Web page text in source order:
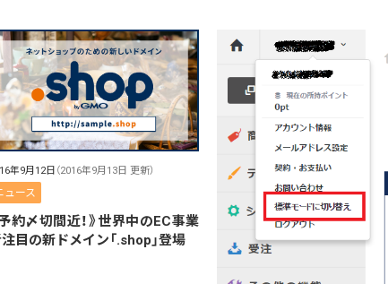
年9月12日 （2016年9月13日 更新）
ュース
予約〆切間近！》世界中のEC事業
目の新ドメイン「.shop」登場